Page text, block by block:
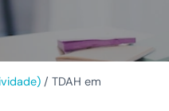
/ TDAH em